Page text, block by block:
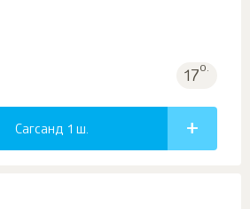
17о.
Сагсанд 1 ш.